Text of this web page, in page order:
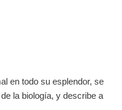
en todo su esplendor, se
la biología, y describe a